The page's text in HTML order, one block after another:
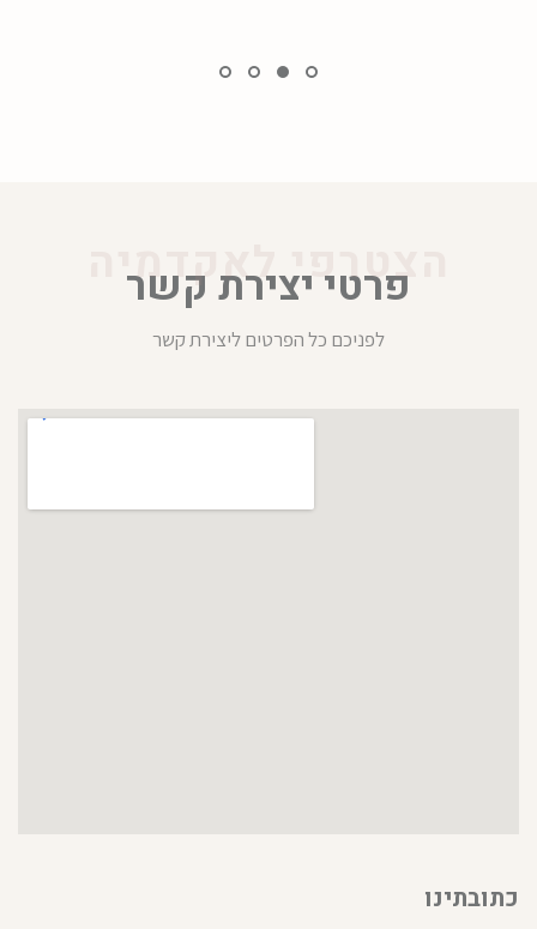
הצטרפי לאקדמיה
פרטי יצירת קשר
לפניכם כל הפרטים ליצירת קשר
כתובתינו